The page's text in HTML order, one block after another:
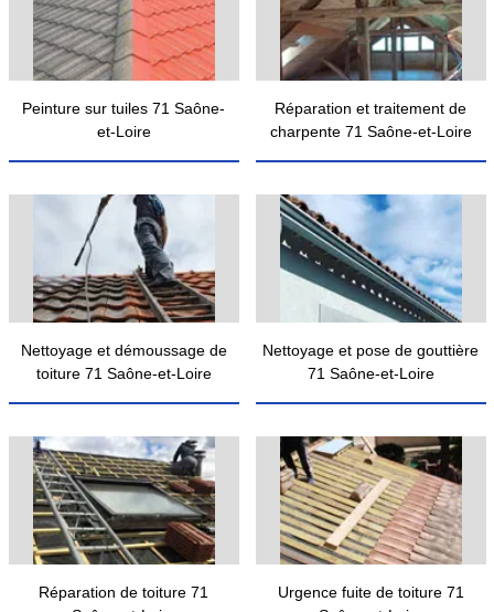
Peinture sur tuiles 71 Saône-
et-Loire
Réparation et traitement de
charpente 71 Saône-et-Loire
Nettoyage et démoussage de
toiture 71 Saône-et-Loire
Nettoyage et pose de gouttière
71 Saône-et-Loire
Réparation de toiture 71
Urgence fuite de toiture 71